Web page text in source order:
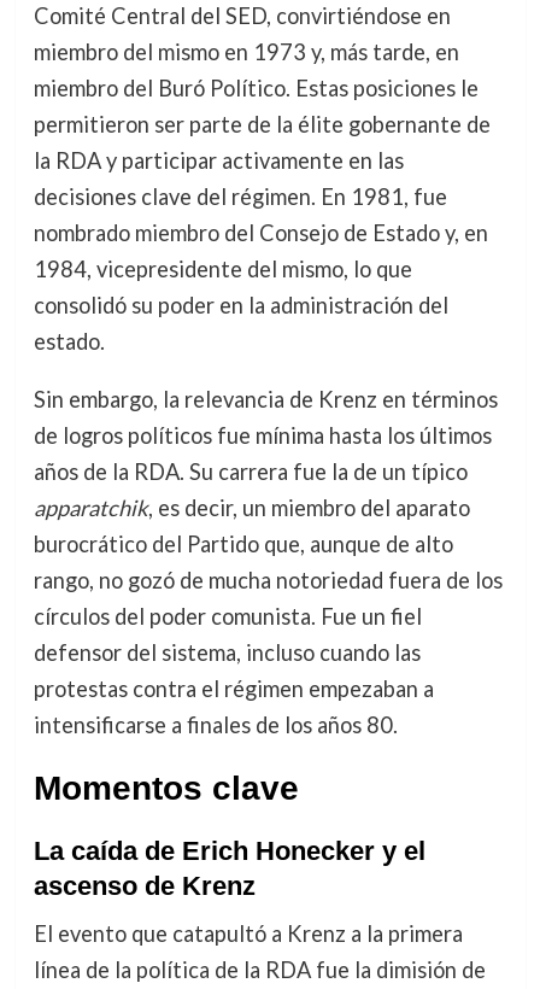
Comité Central del SED, convirtiéndose en
miembro del mismo en 1973 y, más tarde, en
miembro del Buró Político. Estas posiciones le
permitieron ser parte de la élite gobernante de
la RDA y participar activamente en las
decisiones clave del régimen. En 1981, fue
nombrado miembro del Consejo de Estado y, en
1984, vicepresidente del mismo, lo que
consolidó su poder en la administración del
estado.
Sin embargo, la relevancia de Krenz en términos
de logros políticos fue mínima hasta los últimos
años de la RDA. Su carrera fue la de un típico
apparatchik, es decir, un miembro del aparato
burocrático del Partido que, aunque de alto
rango, no gozó de mucha notoriedad fuera de los
círculos del poder comunista. Fue un fiel
defensor del sistema, incluso cuando las
protestas contra el régimen empezaban a
intensificarse a finales de los años 80.
Momentos clave
La caída de Erich Honecker y el
ascenso de Krenz
El evento que catapultó a Krenz a la primera
línea de la política de la RDA fue la dimisión de